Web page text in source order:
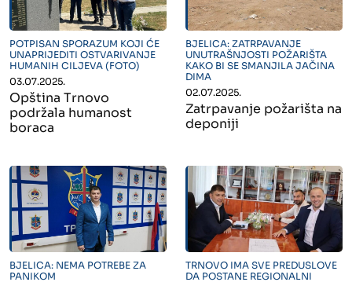
" alt="">
POTPISAN SPORAZUM KOJI ĆE
UNAPRIJEDITI OSTVARIVANJE
HUMANIH CILJEVA (FOTO)
03.07.2025.
Opština Trnovo
podržala humanost
boraca
" alt="">
BJELICA: ZATRPAVANJE
UNUTRAŠNJOSTI POŽARIŠTA
KAKO BI SE SMANJILA JAČINA
DIMA
02.07.2025.
Zatrpavanje požarišta na
deponiji
" alt="">
BJELICA: NEMA POTREBE ZA
PANIKOM
" alt="">
TRNOVO IMA SVE PREDUSLOVE
DA POSTANE REGIONALNI